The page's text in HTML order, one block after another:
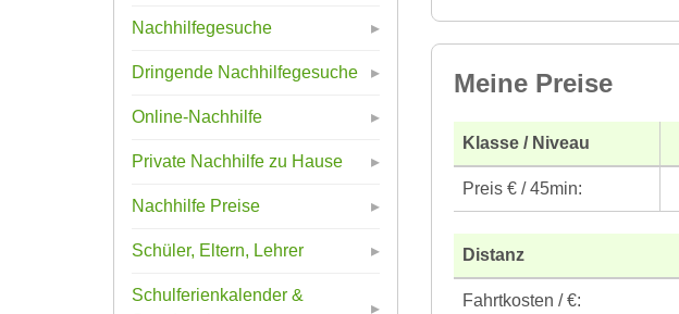
Nachhilfegesuche
Dringende Nachhilfegesuche
Online-Nachhilfe
Private Nachhilfe zu Hause
Nachhilfe Preise
Schüler, Eltern, Lehrer
Schulferienkalender &
Meine Preise
Klasse / Niveau
Preis € / 45min:
Distanz
Fahrtkosten / €: